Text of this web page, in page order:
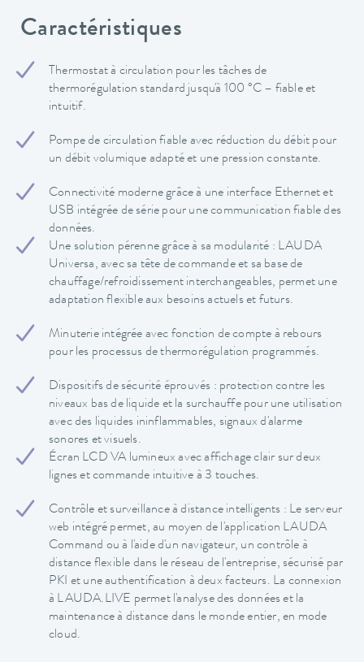
Caractéristiques
Thermostat à circulation pour les tâches de
thermorégulation standard jusqu'à 100 °C – fiable et
intuitif.
Pompe de circulation fiable avec réduction du débit pour
un débit volumique adapté et une pression constante.
Connectivité moderne grâce à une interface Ethernet et
USB intégrée de série pour une communication fiable des
données.
Une solution pérenne grâce à sa modularité : LAUDA
Universa, avec sa tête de commande et sa base de
chauffage/refroidissement interchangeables, permet une
adaptation flexible aux besoins actuels et futurs.
Minuterie intégrée avec fonction de compte à rebours
pour les processus de thermorégulation programmés.
Dispositifs de sécurité éprouvés : protection contre les
niveaux bas de liquide et la surchauffe pour une utilisation
avec des liquides ininflammables, signaux d'alarme
sonores et visuels.
Écran LCD VA lumineux avec affichage clair sur deux
lignes et commande intuitive à 3 touches.
Contrôle et surveillance à distance intelligents : Le serveur
web intégré permet, au moyen de l'application LAUDA
Command ou à l'aide d'un navigateur, un contrôle à
distance flexible dans le réseau de l'entreprise, sécurisé par
PKI et une authentification à deux facteurs. La connexion
à LAUDA.LIVE permet l'analyse des données et la
maintenance à distance dans le monde entier, en mode
cloud.